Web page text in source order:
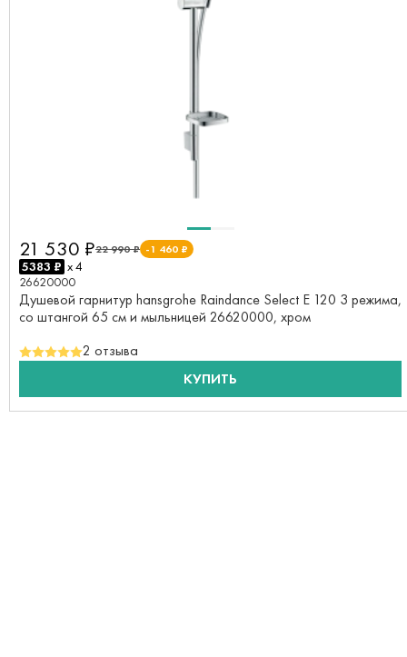
22 990 ₽ -1 460 ₽
21 530 ₽
5383 ₽ x 4
26620000
Душевой гарнитур hansgrohe Raindance Select E 120 3 режима,
со штангой 65 см и мыльницей 26620000, хром
2 отзыва
КУПИТЬ